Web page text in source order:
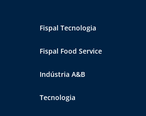
Fispal Tecnologia
Fispal Food Service
Indústria A&B
Tecnologia